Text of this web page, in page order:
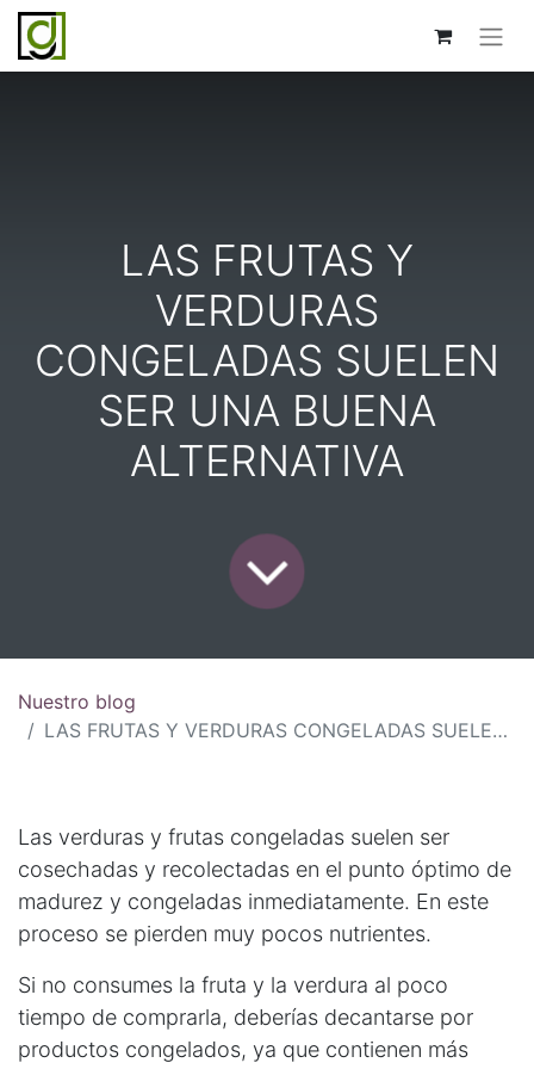
LAS FRUTAS Y
VERDURAS
CONGELADAS SUELEN
SER UNA BUENA
ALTERNATIVA
Nuestro blog
LAS FRUTAS Y VERDURAS CONGELADAS SUELEN SER UNA BUENA ALTERNATIVA
Las verduras y frutas congeladas suelen ser
cosechadas y recolectadas en el punto óptimo de
madurez y congeladas inmediatamente. En este
proceso se pierden muy pocos nutrientes.
Si no consumes la fruta y la verdura al poco
tiempo de comprarla, deberías decantarse por
productos congelados, ya que contienen más